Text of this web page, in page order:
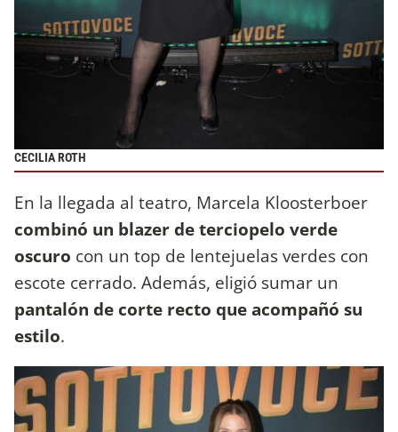
CECILIA ROTH
En la llegada al teatro, Marcela Kloosterboer
combinó un blazer de terciopelo verde
oscuro con un top de lentejuelas verdes con
escote cerrado. Además, eligió sumar un
pantalón de corte recto que acompañó su
estilo.